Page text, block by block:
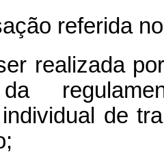
referida
realizada
de